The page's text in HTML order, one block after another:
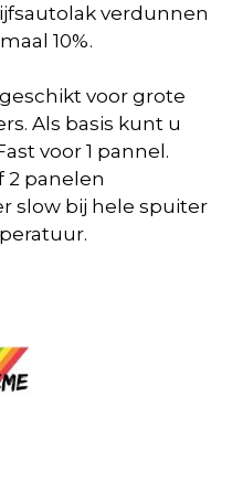
verdunnen
10%.
voor grote
Als basis kunt u
voor 1 pannel.
2 panelen
slow bij hele spuiter